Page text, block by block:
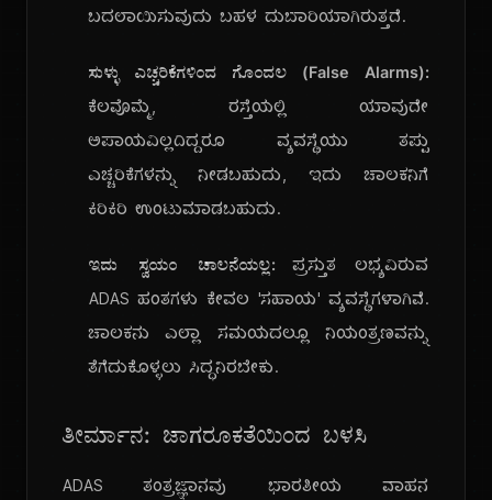
ಬದಲಾಯಿಸುವುದು ಬಹಳ ದುಬಾರಿಯಾಗಿರುತ್ತದೆ.
ಸುಳ್ಳು ಎಚ್ಚರಿಕೆಗಳಿಂದ ಗೊಂದಲ (False Alarms):
ಕೆಲವೊಮ್ಮೆ, ರಸ್ತೆಯಲ್ಲಿ ಯಾವುದೇ
ಅಪಾಯವಿಲ್ಲದಿದ್ದರೂ ವ್ಯವಸ್ಥೆಯು ತಪ್ಪು
ಎಚ್ಚರಿಕೆಗಳನ್ನು ನೀಡಬಹುದು, ಇದು ಚಾಲಕನಿಗೆ
ಕಿರಿಕಿರಿ ಉಂಟುಮಾಡಬಹುದು.
ಇದು ಸ್ವಯಂ ಚಾಲನೆಯಲ್ಲ: ಪ್ರಸ್ತುತ ಲಭ್ಯವಿರುವ
ADAS ಹಂತಗಳು ಕೇವಲ 'ಸಹಾಯ' ವ್ಯವಸ್ಥೆಗಳಾಗಿವೆ.
ಚಾಲಕನು ಎಲ್ಲಾ ಸಮಯದಲ್ಲೂ ನಿಯಂತ್ರಣವನ್ನು
ತೆಗೆದುಕೊಳ್ಳಲು ಸಿದ್ಧನಿರಬೇಕು.
ತೀರ್ಮಾನ: ಜಾಗರೂಕತೆಯಿಂದ ಬಳಸಿ
ADAS ತಂತ್ರಜ್ಞಾನವು ಭಾರತೀಯ ವಾಹನ